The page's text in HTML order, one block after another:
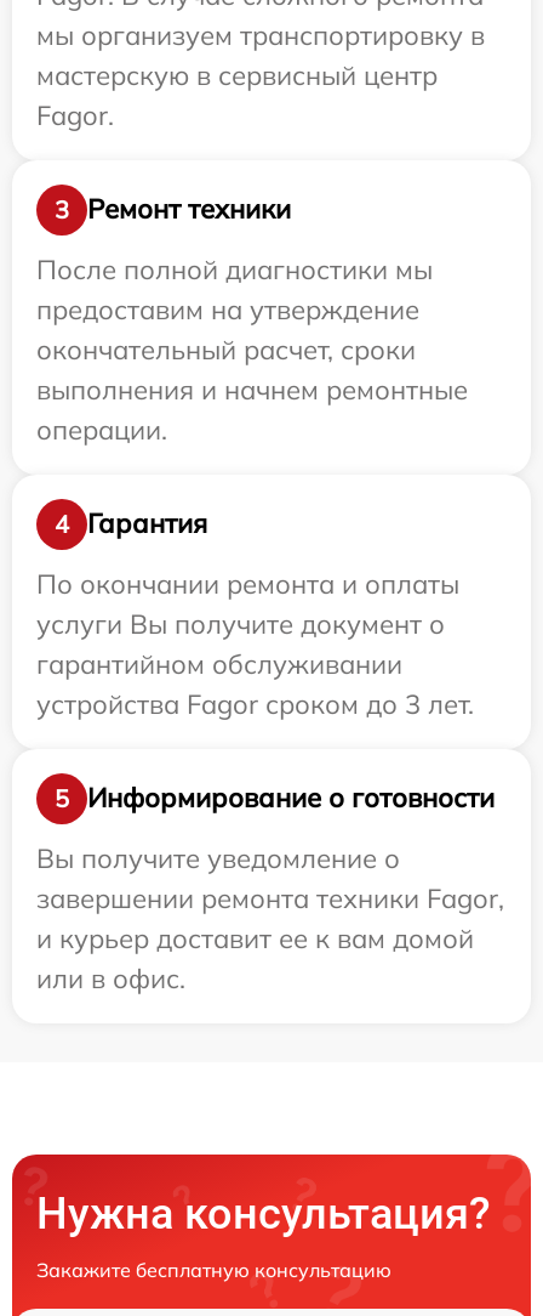
мы организуем транспортировку в
мастерскую в сервисный центр
Fagor.
3
Ремонт техники
После полной диагностики мы
предоставим на утверждение
окончательный расчет, сроки
выполнения и начнем ремонтные
операции.
4
Гарантия
По окончании ремонта и оплаты
услуги Вы получите документ о
гарантийном обслуживании
устройства Fagor сроком до 3 лет.
5
Информирование о готовности
Вы получите уведомление о
завершении ремонта техники Fagor,
и курьер доставит ее к вам домой
или в офис.
Нужна консультация?
Закажите бесплатную консультацию